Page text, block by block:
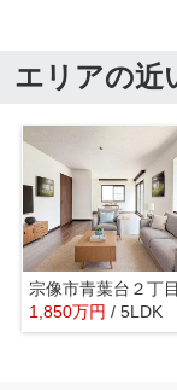
エリアの近
1,850万円 / 5LDK